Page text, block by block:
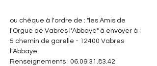
ou chèque à l'ordre de : "les Amis de
l'Orgue de Vabres l'Abbaye" à envoyer à :
5 chemin de garelle - 12400 Vabres
l'Abbaye.
Renseignements : 06.09.31.83.42